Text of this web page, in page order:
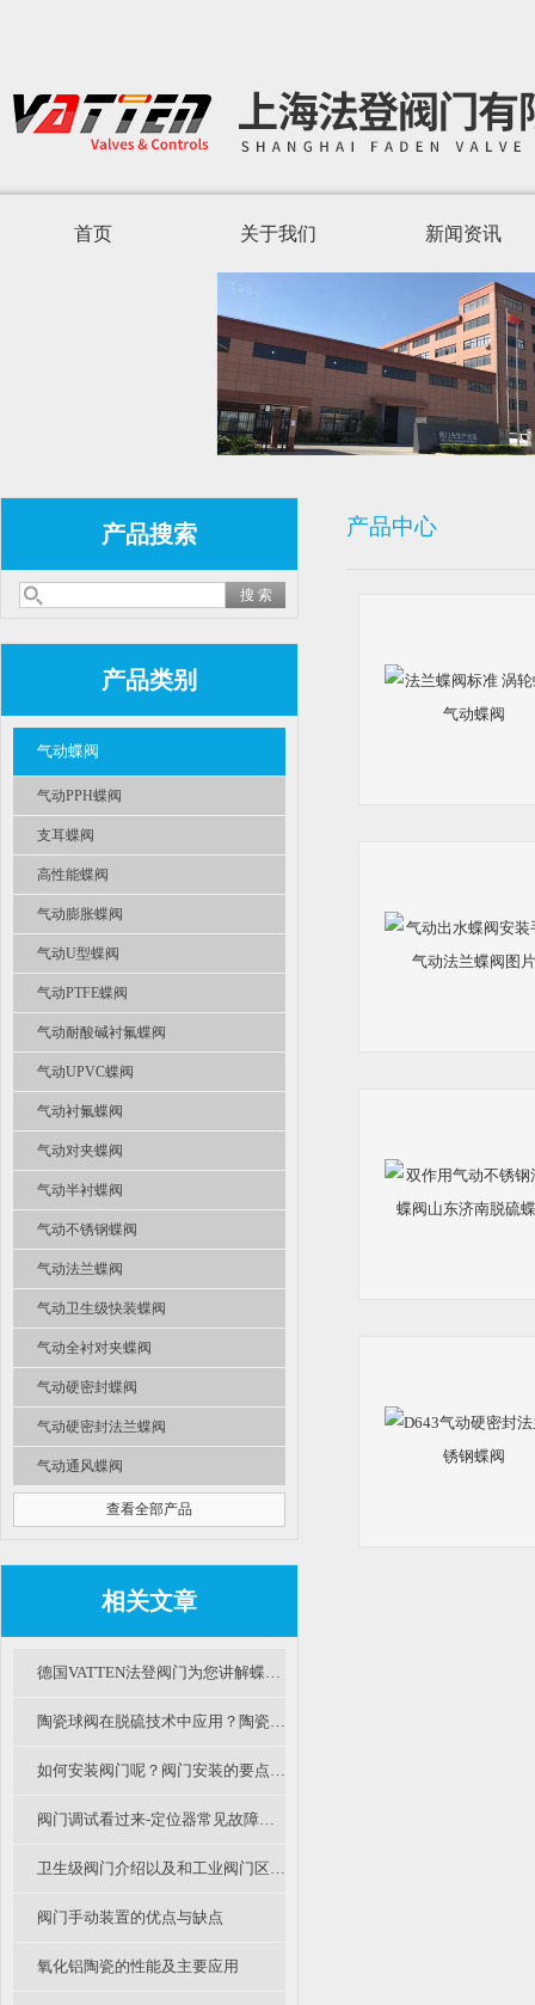
首页 关于我们 新闻资讯
产品搜索
产品类别
气动蝶阀
气动PPH蝶阀
支耳蝶阀
高性能蝶阀
气动膨胀蝶阀
气动U型蝶阀
气动PTFE蝶阀
气动耐酸碱衬氟蝶阀
气动UPVC蝶阀
气动衬氟蝶阀
气动对夹蝶阀
气动半衬蝶阀
气动不锈钢蝶阀
气动法兰蝶阀
气动卫生级快装蝶阀
气动全衬对夹蝶阀
气动硬密封蝶阀
气动硬密封法兰蝶阀
气动通风蝶阀
查看全部产品
相关文章
德国VATTEN法登阀门为您讲解蝶阀的使用原理
陶瓷球阀在脱硫技术中应用？陶瓷阀优势？陶瓷阀性价比如何？
如何安装阀门呢？阀门安装的要点有哪些？
阀门调试看过来-定位器常见故障及办法
卫生级阀门介绍以及和工业阀门区别不同
阀门手动装置的优点与缺点
氧化铝陶瓷的性能及主要应用
产品中心